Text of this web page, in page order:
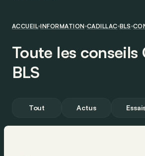
ACCUEIL INFORMATION CADILLAC BLS
Toute les conseils
BLS
Tout Actus